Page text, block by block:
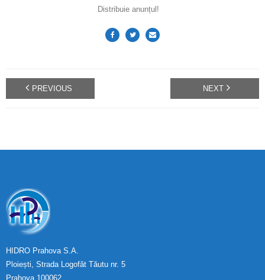
Distribuie anunțul!
PREVIOUS NEXT
HIDRO Prahova S.A.
Ploiești, Strada Logofăt Tăutu nr. 5
Prahova 100062